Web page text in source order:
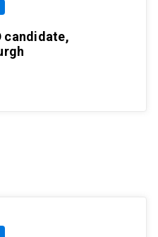
candidate,